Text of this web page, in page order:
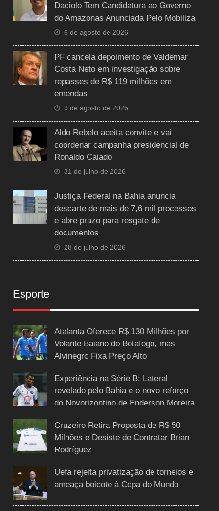
Daciolo Tem Candidatura ao Governo
do Amazonas Anunciada Pelo Mobiliza
6 de agosto de 2026
PF cancela depoimento de Valdemar
Costa Neto em investigação sobre
repasses de R$ 119 milhões em
emendas
3 de agosto de 2026
Aldo Rebelo aceita convite e vai
coordenar campanha presidencial de
Ronaldo Caiado
31 de julho de 2026
Justiça Federal na Bahia anuncia
descarte de mais de 7,6 mil processos
e abre prazo para resgate de
documentos
28 de julho de 2026
Esporte
Atalanta Oferece R$ 130 Milhões por
Volante Baiano do Botafogo, mas
Alvinegro Fixa Preço Alto
Experiência na Série B: Lateral
revelado pelo Bahia é o novo reforço
do Novorizontino de Enderson Moreira
Cruzeiro Retira Proposta de R$ 50
Milhões e Desiste de Contratar Brian
Rodríguez
Uefa rejeita privatização de torneios e
ameaça boicote à Copa do Mundo